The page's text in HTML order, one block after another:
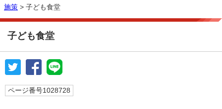
施策 > 子ども食堂
子ども食堂
ページ番号1028728